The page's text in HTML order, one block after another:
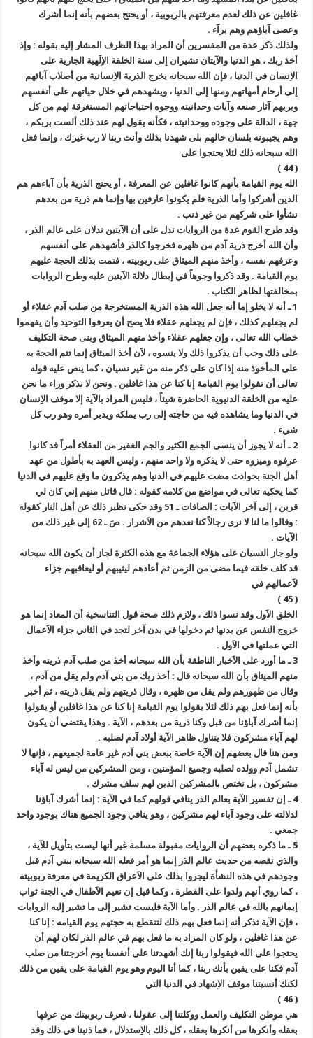
غافلين عن ذلك لعدم معرفتهم بالربوبية ، أو يحتج بعضهم بأنه إنما أشرك
وعصى آباؤهم وهم برآء .
ولذلك ذكر عدة من المفسرين أن المراد بهذا الظرف المشار إليه بقوله : وإذ
أخذ ربك ، هو الدنيا والآيتان تشيران إلى سنة الخلقة الاِلَهية الجارية على
الاِنسان في الدنيا ، فإن الله سبحانه يخرج الذرية الاِنسانية من أصلاب آبائهم
إلى أرحام أمهاتهم ومنها إلى الدنيا ، ويشهدهم في خلال حياتهم على أنفسهم
ويريهم آثار صنعه وآيات وحدانيته ووجوه احتياجاتهم المستغرقة لهم من كل
جهة ، الدالة على وجوده ووحدانيته ، فكأنه يقول لهم عند ذلك ألست بربكم ،
وهم يجيبونه بلسان حالهم بلى شهدنا بذلك وأنت ربنا لا رب غيرك ، وإنما فعل
الله سبحانه ذلك لئلا يحتجوا على
( 44 )
الله يوم القيامة بأنهم كانوا غافلين عن المعرفة ، أو يحتج الذرية بأن آباءهم هم
الذين أشركوا وأما الذرية فلم يكونوا عارفين بها وإنما هم ذرية من بعدهم
نشأوا على شركهم من غير ذنب .
وقد طرح القوم عدة من الروايات تدل على أن الآيتين تدلان على عالم الذر ،
وأن الله أخرج ذرية آدم من ظهره فخرجوا كالذر فأشهدهم على أنفسهم
وعرفهم نفسه ، وأخذ منهم الميثاق على ربوبيته ، فتمت بذلك الحجة عليهم
يوم القيامة . وقد ذكروا وجوهاً في إبطال دلالة الآيتين عليه وطرح الروايات
بمخالفتها لظاهر الكتاب .
1 ـ أنه لا يخلو إما أنه جعل الله هذه الذرية المستخرجة من صلب آدم عقلاء أو
لم يجعلهم كذلك ، فإن لم يجعلهم عقلاء فلا يصح أن يعرفوا التوحيد وأن يفهموا
خطاب الله تعالى ، وإن جعلهم عقلاء وأخذ منهم الميثاق وبنى صحة التكليف
على ذلك وجب أن يذكروا ذلك ولا ينسوه ، لاَن أخذ الميثاق إنما تتم الحجة به
على المأخوذ منه إذا كان على ذكر منه من غير نسيان ، كما ينص عليه قوله
تعالى أن تقولوا يوم القيامة إنا كنا عن هذا غافلين . ونحن لا نذكر وراء ما نحن
عليه من الخلقة الدنيوية الحاضرة شيئاً ، فليس المراد بالآية إلا موقف الاِنسان
في الدنيا وما يشاهده فيه من حاجته إلى رب يملكه ويدبر أمره وهو رب كل
شيء .
2 ـ أنه لا يجوز أن ينسى الجمع الكثير والجم الغفير من العقلاء أمراً قد كانوا
عرفوه وميزوه حتى لا يذكره ولا واحد منهم ، وليس العهد به بأطول من عهد
أهل الجنة بحوادث مضت عليهم في الدنيا وهم يذكرون ما وقع عليهم في الدنيا
كما يحكيه تعالى في مواضع من كلامه كقوله : قال قائل منهم إني كان لي
قرين ، إلى آخر الآيات : الصافات ـ 51 وقد حكى نظير ذلك عن أهل النار كقوله
: وقالوا ما لنا لا نرى رجالاً كنا نعدهم من الاَشرار . صَ ـ 62 إلى غير ذلك من
الآيات .
ولو جاز النسيان على هؤلاء الجماعة مع هذه الكثرة لجاز أن يكون الله سبحانه
قد كلف خلقه فيما مضى من الزمن ثم أعادهم ليثيبهم أو ليعاقبهم جزاء
لاَعمالهم في
( 45 )
الخلق الاَول وقد نسوا ذلك ، ولازم ذلك صحة قول التناسخية أن المعاد إنما هو
خروج النفس عن بدنها ثم دخولها في بدن آخر لتجد في الثاني جزاء الاَعمال
التي عملتها في الاَول .
3 ـ ما أورد على الاَخبار الناطقة بأن الله سبحانه أخذ من صلب آدم ذريته وأخذ
منهم الميثاق بأن الله سبحانه قال : أخذ ربك من بني آدم ولم يقل من آدم ،
وقال من ظهورهم ولم يقل من ظهره ، وقال ذريتهم ولم يقل ذريته ، ثم أخبر
بأنه إنما فعل بهم ذلك لئلا يقولوا يوم القيامة إنا كنا عن هذا غافلين أو يقولوا
إنما أشرك آباؤنا من قبل وكنا ذرية من بعدهم ، الآية . وهذا يقتضي أن يكون
لهم آباء مشركون فلا يتناول ظاهر الآية أولاد آدم لصلبه .
ومن هنا قال بعضهم إن الآية خاصة ببعض بني آدم غير عامة لجميعهم ، فإنها لا
تشمل آدم وولده لصلبه وجميع المؤمنين ، ومن المشركين من ليس له آباء
مشركون ، بل تختص بالمشركين الذين لهم سلف مشرك .
4 ـ إن تفسير الآية بعالم الذر ينافي قولهم كما في الآية : إنما أشرك آباؤنا
لدلالته على وجود آباء لهم مشركين ، وهو ينافي وجود الجميع هناك بوجود واحد
جمعي .
5 ـ ما ذكره بعضهم أن الروايات مقبولة مسلمة غير أنها ليست بتأويل للآية ،
والذي تقصه من حديث عالم الذر إنما هو أمر فعله الله سبحانه ببني آدم قبل
وجودهم في هذه النشأة ليجروا بذلك على الاَعراق الكريمة في معرفة ربوبيته
، كما روي أنهم ولدوا على الفطرة ، وكما قيل إن نعيم الاَطفال في الجنة ثواب
إيمانهم بالله في عالم الذر . وأما الآية فليست تشير إلى ما تشير إليه الروايات
، فإن الآية تذكر أنه إنما فعل بهم ذلك لتنقطع به حجتهم يوم القيامه : إنا كنا
عن هذا غافلين ، ولو كان المراد به ما فعل بهم في عالم الذر لكان لهم أن
يحتجوا على الله فيقولوا ربنا إنك أشهدتنا على أنفسنا يوم أخرجتنا من صلب
آدم فكنا على يقين بأنك ربنا ، كما أنا اليوم وهو يوم القيامة على يقين من ذلك
لكنك أنسيتنا موقف الاِشهاد في الدنيا التي
( 46 )
هي موطن التكليف والعمل ووكلتنا إلى عقولنا ، فعرف ربوبيتك من عرفها
بعقله وأنكرها من أنكرها بعقله ، كل ذلك بالاِستدلال ، فما ذنبنا في ذلك وقد